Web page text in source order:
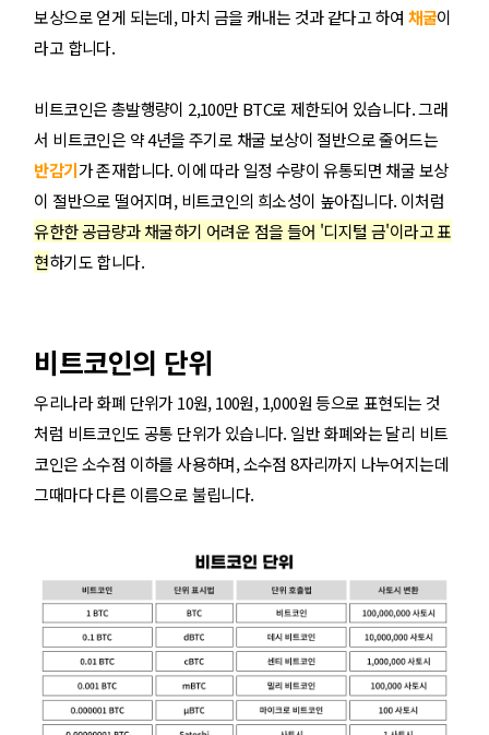
보상으로 얻게 되는데, 마치 금을 캐내는 것과 같다고 하여 채굴이
라고 합니다.
비트코인은 총발행량이 2,100만 BTC로 제한되어 있습니다. 그래
서 비트코인은 약 4년을 주기로 채굴 보상이 절반으로 줄어드는
반감기가 존재합니다. 이에 따라 일정 수량이 유통되면 채굴 보상
이 절반으로 떨어지며, 비트코인의 희소성이 높아집니다. 이처럼
유한한 공급량과 채굴하기 어려운 점을 들어 '디지털 금'이라고 표
현하기도 합니다.
비트코인의 단위
우리나라 화폐 단위가 10원, 100원, 1,000원 등으로 표현되는 것
처럼 비트코인도 공통 단위가 있습니다. 일반 화폐와는 달리 비트
코인은 소수점 이하를 사용하며, 소수점 8자리까지 나누어지는데
그때마다 다른 이름으로 불립니다.